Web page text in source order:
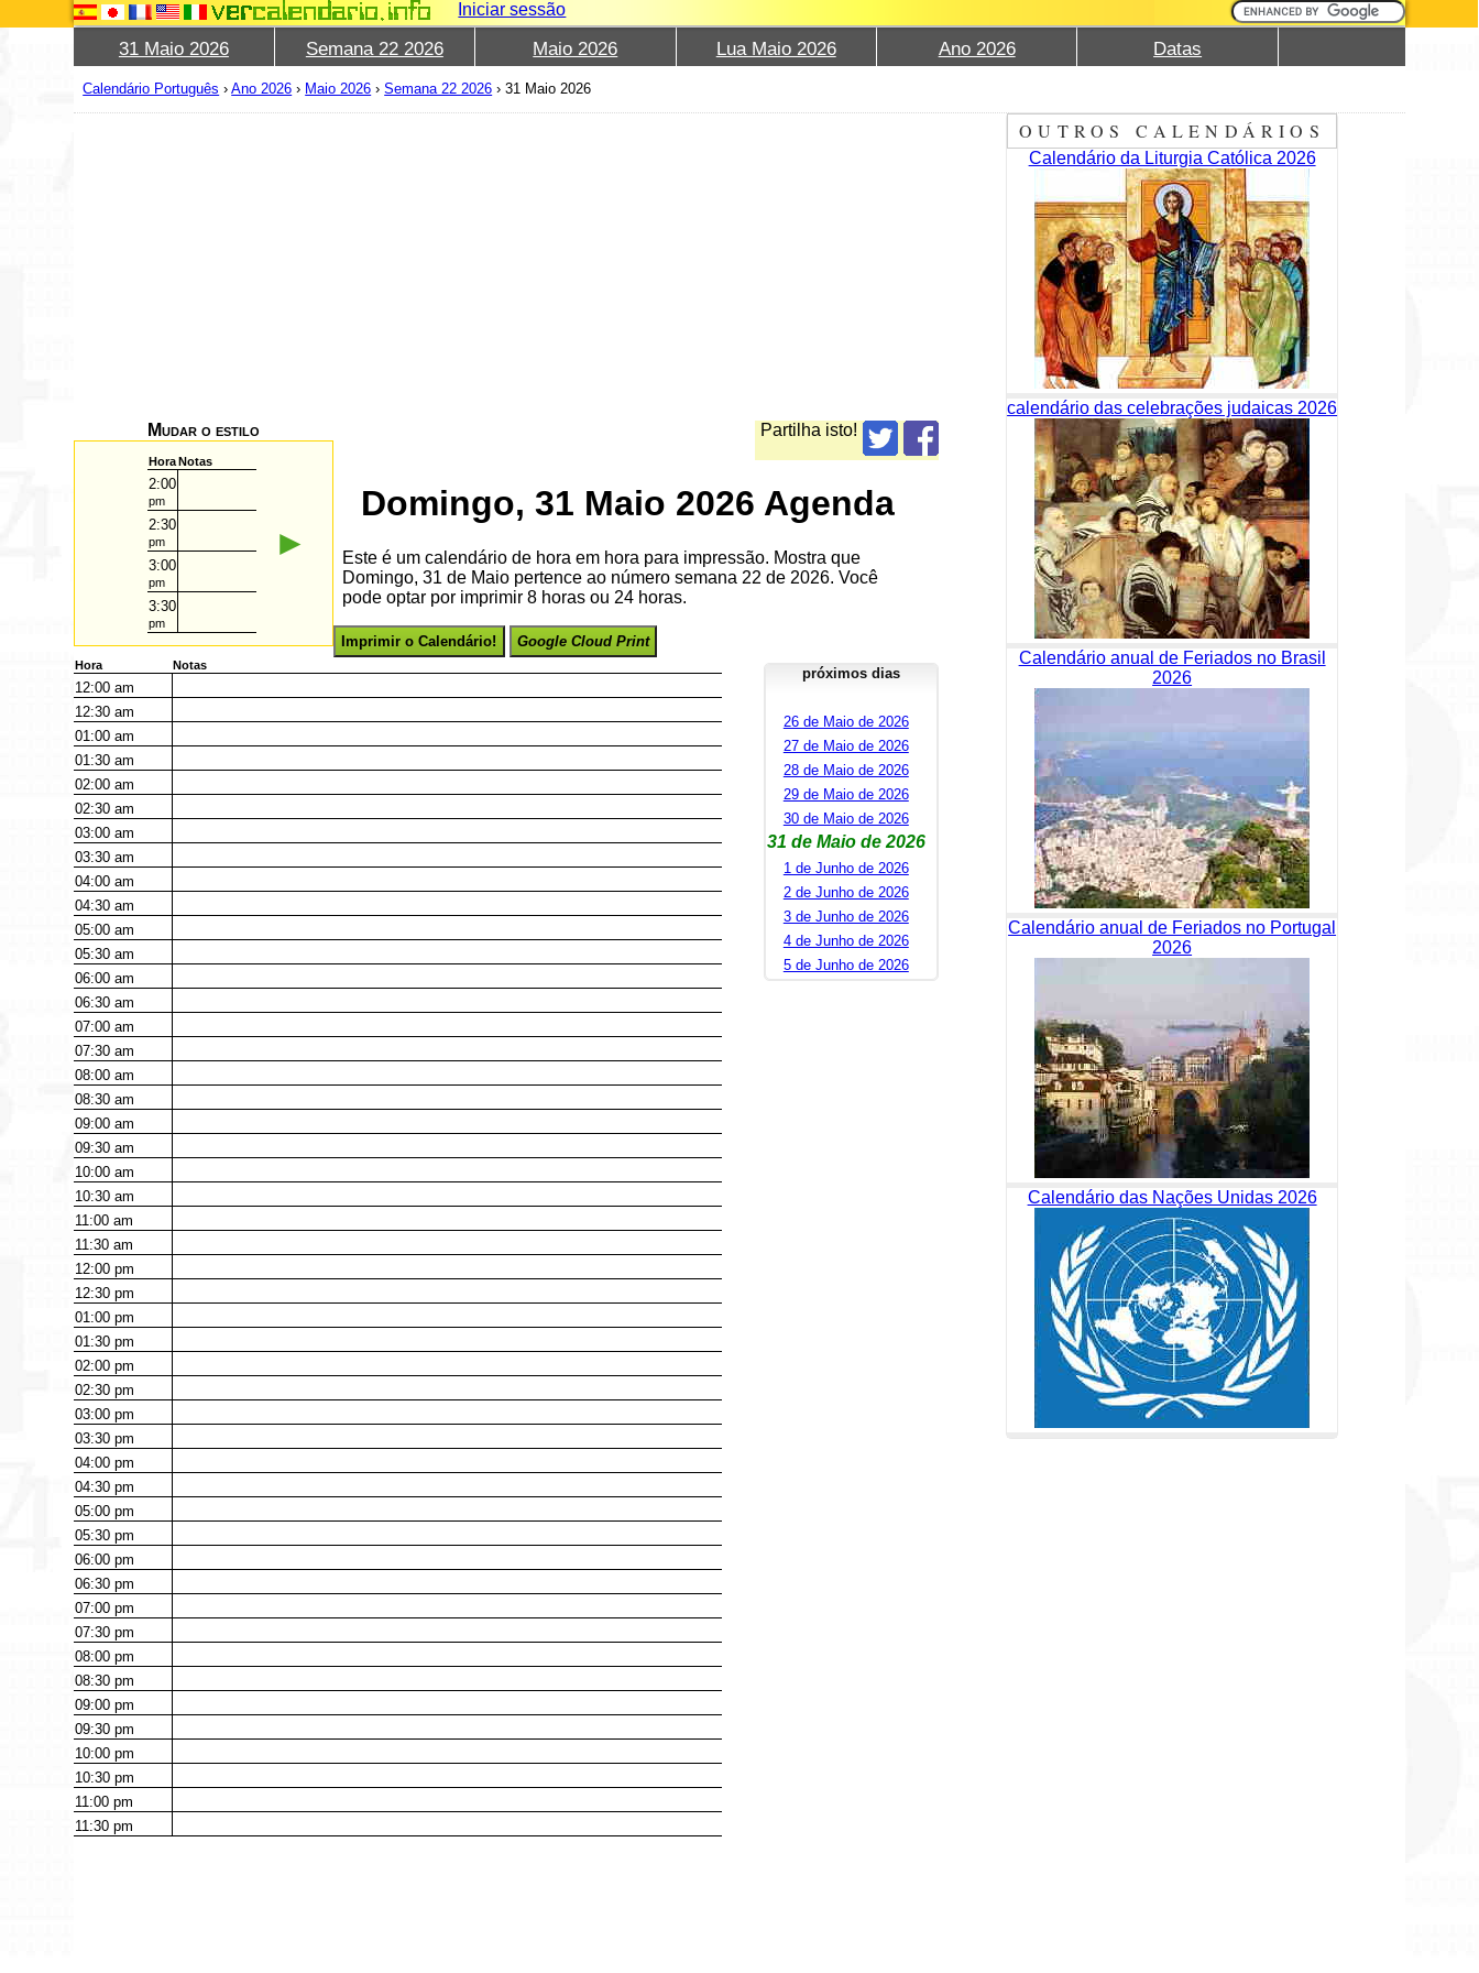
Iniciar sessão
31 Maio 2026 Semana 22 2026 Maio 2026 Lua Maio 2026 Ano 2026 Datas
Calendário Português ›Ano 2026 › Maio 2026 ›Semana 22 2026 ›31 Maio 2026
Partilha isto!
Mudar o estilo
HoraNotas
2:00
pm
2:30
pm
3:00
pm
3:30
pm
►
Domingo, 31 Maio 2026 Agenda
Este é um calendário de hora em hora para impressão. Mostra que
Domingo, 31 de Maio pertence ao número semana 22 de 2026. Você
pode optar por imprimir 8 horas ou 24 horas.
Imprimir o Calendário! Google Cloud Print
Hora Notas
12:00am
12:30am
01:00am
01:30am
02:00am
02:30am
03:00am
03:30am
04:00am
04:30am
05:00am
05:30am
06:00am
06:30am
07:00am
07:30am
08:00am
08:30am
09:00am
09:30am
10:00am
10:30am
11:00am
11:30am
12:00pm
12:30pm
01:00pm
01:30pm
02:00pm
02:30pm
03:00pm
03:30pm
04:00pm
04:30pm
05:00pm
05:30pm
06:00pm
06:30pm
07:00pm
07:30pm
08:00pm
08:30pm
09:00pm
09:30pm
10:00pm
10:30pm
11:00pm
11:30pm
próximos dias
26 de Maio de 2026
27 de Maio de 2026
28 de Maio de 2026
29 de Maio de 2026
30 de Maio de 2026
31 de Maio de 2026
1 de Junho de 2026
2 de Junho de 2026
3 de Junho de 2026
4 de Junho de 2026
5 de Junho de 2026
OUTROS CALENDÁRIOS
Calendário da Liturgia Católica 2026
calendário das celebrações judaicas 2026
Calendário anual de Feriados no Brasil
2026
Calendário anual de Feriados no Portugal
2026
Calendário das Nações Unidas 2026